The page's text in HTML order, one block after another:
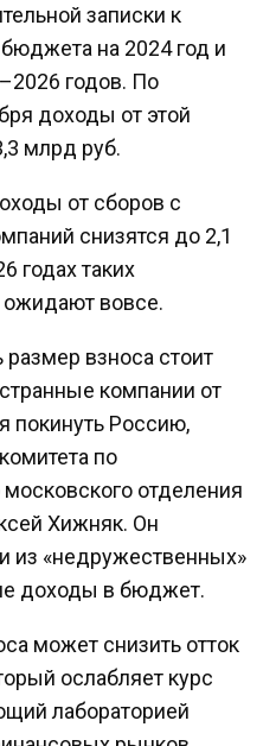
записки к
на 2024 год и
годов. По
доходы от этой
млрд руб.
от сборов с
снизятся до 2,1
годах таких
ожидают вовсе.
взноса стоит
компании от
покинуть Россию,
по
отделения
Хижняк. Он
из «недружественных»
доходы в бюджет.
может снизить отток
ослабляет курс
лабораторией